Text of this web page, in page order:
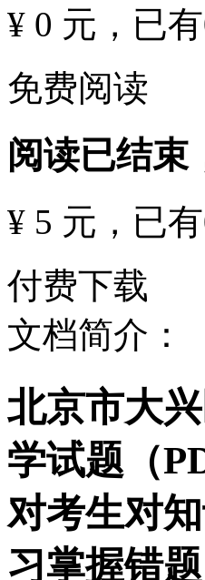
¥ 0 元 ，已有
免费阅读
阅读已结束
¥ 5 元 ，已有
付费下载
文档简介：
北京市大
学试题（
对考生对
习掌握错